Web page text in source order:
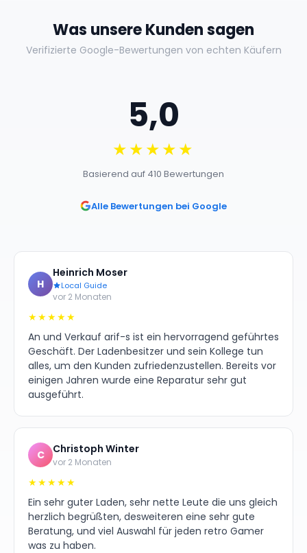
Was unsere Kunden sagen
Verifizierte Google-Bewertungen von echten Käufern
5,0
★★★★★
Basierend auf 410 Bewertungen
Alle Bewertungen bei Google
H
Heinrich Moser
Local Guide
vor 2 Monaten
★★★★★
An und Verkauf arif-s ist ein hervorragend geführtes
Geschäft. Der Ladenbesitzer und sein Kollege tun
alles, um den Kunden zufriedenzustellen. Bereits vor
einigen Jahren wurde eine Reparatur sehr gut
ausgeführt.
C Christoph Winter
vor 2 Monaten
★★★★★
Ein sehr guter Laden, sehr nette Leute die uns gleich
herzlich begrüßten, desweiteren eine sehr gute
Beratung, und viel Auswahl für jeden retro Gamer
was zu haben.